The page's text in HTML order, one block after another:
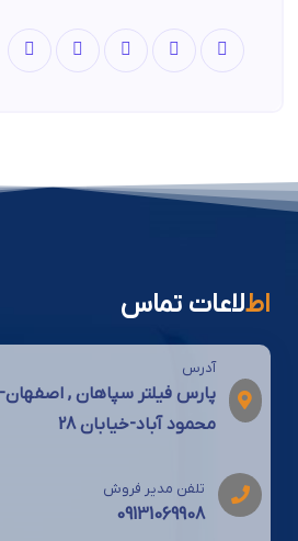
اطلاعات تماس
آدرس
پارس فیلتر سپاهان ,
محمود آباد-خیابان 28
تلفن مدیر فروش
09131069908